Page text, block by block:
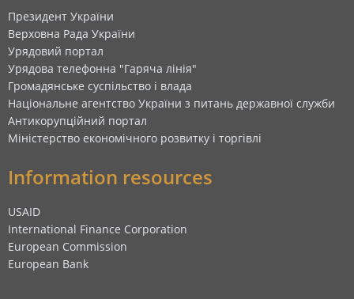
Президент України
Верховна Рада України
Урядовий портал
Урядова телефонна "Гаряча лінія"
Громадянське суспільство і влада
Національне агентство України з питань державної служби
Антикорупційний портал
Міністерство економічного розвитку і торгівлі
Information resources
USAID
International Finance Corporation
European Commission
European Bank